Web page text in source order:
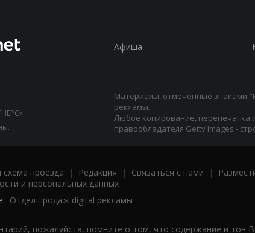
Афиша
Материалы, отмеченные знаками
рекламы.
Любое копирование, перепечатка
правообладателя Getty Images -
проезда | Редакция | Связаться с нами |
и персональных данных
Отдел продаж digital рекламы
пожалуйста, помните о том, что содержание и тон